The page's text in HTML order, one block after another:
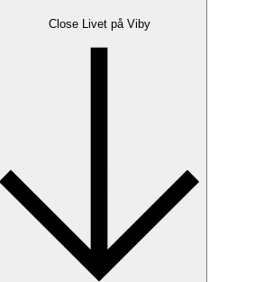
Close Livet på Viby